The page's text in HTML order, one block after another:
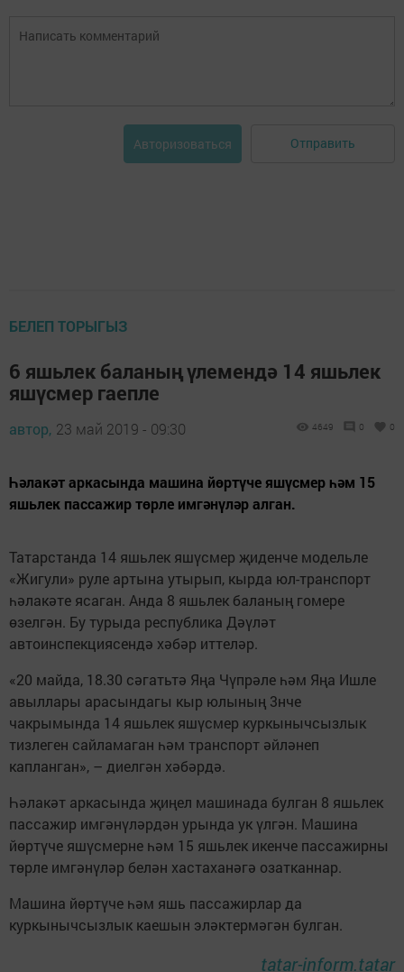
Авторизоваться Отправить
БЕЛЕП ТОРЫГЫЗ
6 яшьлек баланың үлемендә 14 яшьлек
яшүсмер гаепле
автор, 23 май 2019 - 09:30 4649 0 0
Һәлакәт аркасында машина йөртүче яшүсмер һәм 15
яшьлек пассажир төрле имгәнүләр алган.
Татарстанда 14 яшьлек яшүсмер җиденче модельле
«Жигули» руле артына утырып, кырда юл-транспорт
һәлакәте ясаган. Анда 8 яшьлек баланың гомере
өзелгән. Бу турыда республика Дәүләт
автоинспекциясендә хәбәр иттеләр.
«20 майда, 18.30 сәгатьтә Яңа Чүпрәле һәм Яңа Ишле
авыллары арасындагы кыр юлының 3нче
чакрымында 14 яшьлек яшүсмер куркынычсызлык
тизлеген сайламаган һәм транспорт әйләнеп
капланган», – диелгән хәбәрдә.
Һәлакәт аркасында җиңел машинада булган 8 яшьлек
пассажир имгәнүләрдән урында ук үлгән. Машина
йөртүче яшүсмерне һәм 15 яшьлек икенче пассажирны
төрле имгәнүләр белән хастаханәгә озатканнар.
Машина йөртүче һәм яшь пассажирлар да
куркынычсызлык каешын эләктермәгән булган.
tatar-inform.tatar